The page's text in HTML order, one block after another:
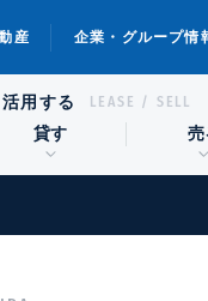
産 企業・グループ情
活用する LEASE / SELL
貸す 売